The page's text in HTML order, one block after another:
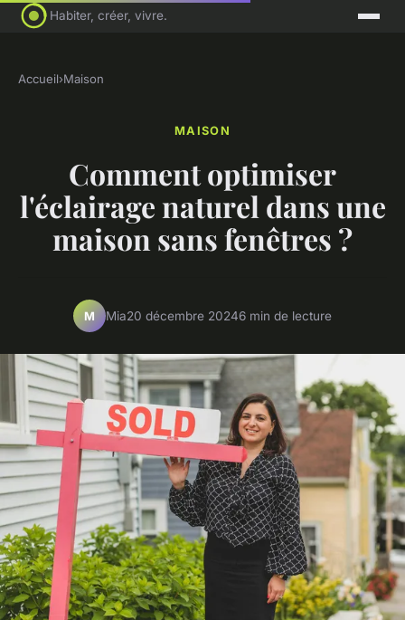
Habiter, créer, vivre.
Accueil›Maison
MAISON
Comment optimiser
l'éclairage naturel dans une
maison sans fenêtres ?
M Mia20 décembre 20246 min de lecture